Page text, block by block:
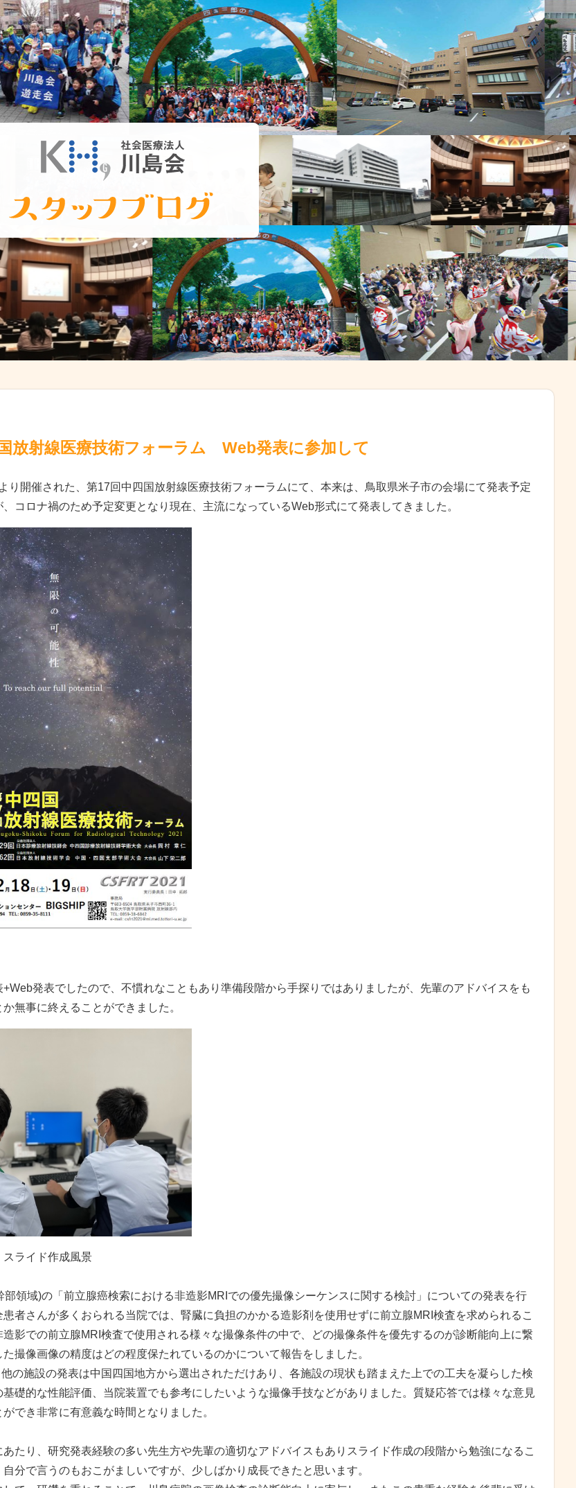
放射線医療技術フォーラム Web発表に参加して
り開催された、第17回中四国放射線医療技術フォーラムにて、本来は、鳥取県米子市の会場にて発表予定
コロナ禍のため予定変更となり現在、主流になっているWeb形式にて発表してきました。
発表でしたので、不慣れなこともあり準備段階から手探りではありましたが、先輩のアドバイスをも
無事に終えることができました。
作成風景
部領域)の「前立腺癌検索における非造影MRIでの優先撮像シーケンスに関する検討」についての発表を行
者さんが多くおられる当院では、腎臓に負担のかかる造影剤を使用せずに前立腺MRI検査を求められるこ
造影での前立腺MRI検査で使用される様々な撮像条件の中で、どの撮像条件を優先するのが診断能向上に繋
撮像画像の精度はどの程度保たれているのかについて報告をしました。
の施設の発表は中国四国地方から選出されただけあり、各施設の現状も踏まえた上での工夫を凝らした検
礎的な性能評価、当院装置でも参考にしたいような撮像手技などがありました。質疑応答では様々な意見
でき非常に有意義な時間となりました。
たり、研究発表経験の多い先生方や先輩の適切なアドバイスもありスライド作成の段階から勉強になるこ
分で言うのもおこがましいですが、少しばかり成長できたと思います。